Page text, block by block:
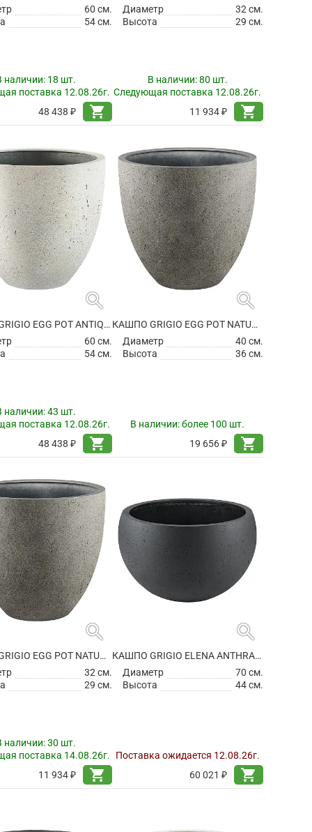
60 см.
54 см.
наличии: 18 шт.
поставка 12.08.26г.
48 438 ₽
shopping_cart
Диаметр
32 см.
Высота
29 см.
В наличии:80 шт.
Следующая поставка 12.08.26г.
11 934 ₽
shopping_cart
search
КАШПО GRIGIO EGG POT ANTIQUE WHITE
60 см.
54 см.
наличии:43 шт.
поставка 12.08.26г.
48 438 ₽
shopping_cart
search
КАШПО GRIGIO EGG POT NATURAL CONCRETE
Диаметр
40 см.
Высота
36 см.
В наличии:более 100 шт.
19 656 ₽
shopping_cart
search
КАШПО GRIGIO EGG POT NATURAL-CONCRETE
32 см.
29 см.
наличии:30 шт.
поставка 14.08.26г.
11 934 ₽
shopping_cart
search
КАШПО GRIGIO ELENA ANTHRACITE
Диаметр
70 см.
Высота
44 см.
Поставка ожидается 12.08.26г.
60 021 ₽
shopping_cart